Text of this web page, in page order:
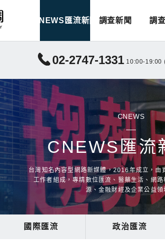
CNEWS匯流新聞 調查新聞 調
02-2747-1331 10:00-19:00
CNEWS
CNEWS匯流
台灣知名內容型網路新媒體，2016年成立，由
工作者組成，專精數位匯流、醫藥生活、網
源、金融財經及企業公益領
國際匯流 政治匯流